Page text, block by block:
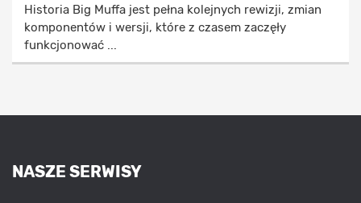
Historia Big Muffa jest pełna kolejnych rewizji, zmian
komponentów i wersji, które z czasem zaczęły
funkcjonować ...
NASZE SERWISY